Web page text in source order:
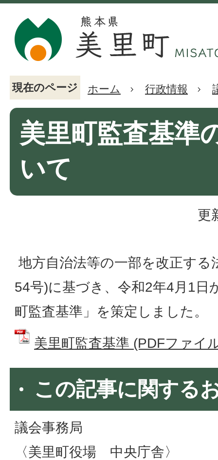
現在のページ ホーム 行政情報
美里町監査基準
いて
更
地方自治法等の一部を改正する
54号)に基づき、令和2年4月1日
町監査基準」を策定しました。
美里町監査基準 (PDFファイ
この記事に関する
議会事務局
〈美里町役場 中央庁舎〉